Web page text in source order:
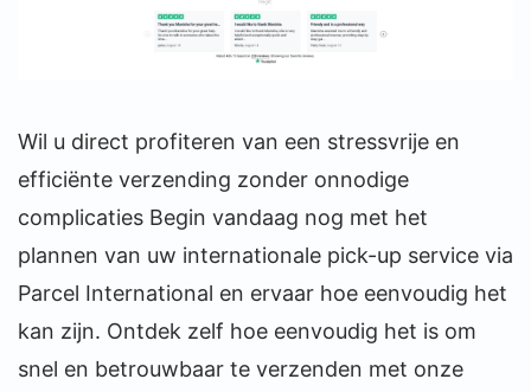
Wil u direct profiteren van een stressvrije en
efficiënte verzending zonder onnodige
complicaties Begin vandaag nog met het
plannen van uw internationale pick-up service via
Parcel International en ervaar hoe eenvoudig het
kan zijn. Ontdek zelf hoe eenvoudig het is om
snel en betrouwbaar te verzenden met onze